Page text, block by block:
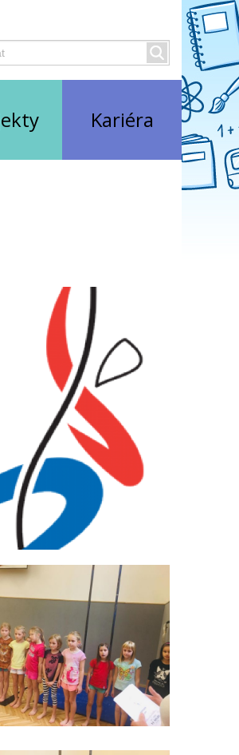
Vyhledat
Kariéra